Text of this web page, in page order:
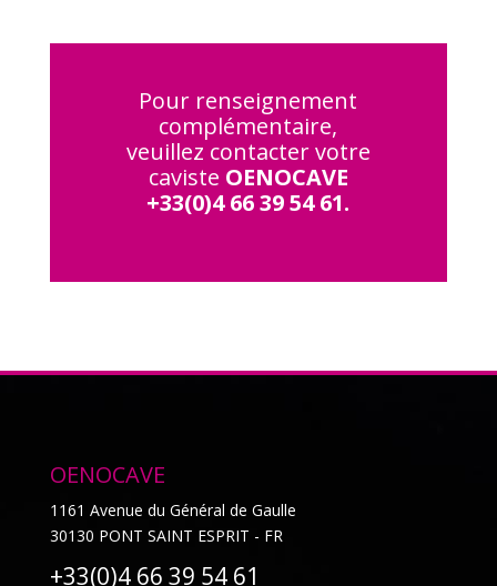
Pour renseignement
complémentaire,
veuillez contacter votre
caviste OENOCAVE
+33(0)4 66 39 54 61.
OENOCAVE
1161 Avenue du Général de Gaulle
30130 PONT SAINT ESPRIT - FR
+33(0)4 66 39 54 61